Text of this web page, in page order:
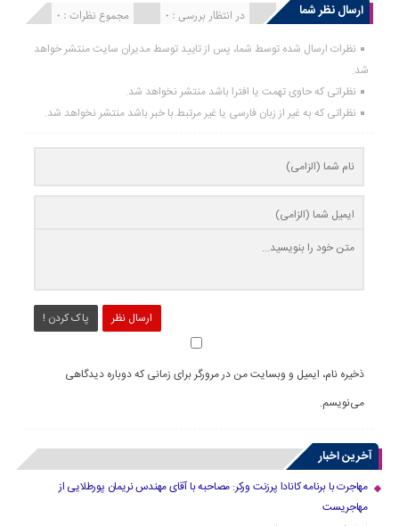
ارسال نظر شما
مجموع نظرات : 0 در انتظار بررسی : 0 انتشار یافته : 0
نظرات ارسال شده توسط شما، پس از تایید توسط مدیران سایت منتشر خواهد
شد.
نظراتی که حاوی تهمت یا افترا باشد منتشر نخواهد شد.
نظراتی که به غیر از زبان فارسی یا غیر مرتبط با خبر باشد منتشر نخواهد شد.
ارسال نظر پاک کردن !
ذخیره نام، ایمیل و وبسایت من در مرورگر برای زمانی که دوباره دیدگاهی
می‌نویسم.
آخرین اخبار
مهاجرت با برنامه کانادا پرزنت ورکر: مصاحبه با آقای مهندس نریمان پورطلایی از
مهاجریست